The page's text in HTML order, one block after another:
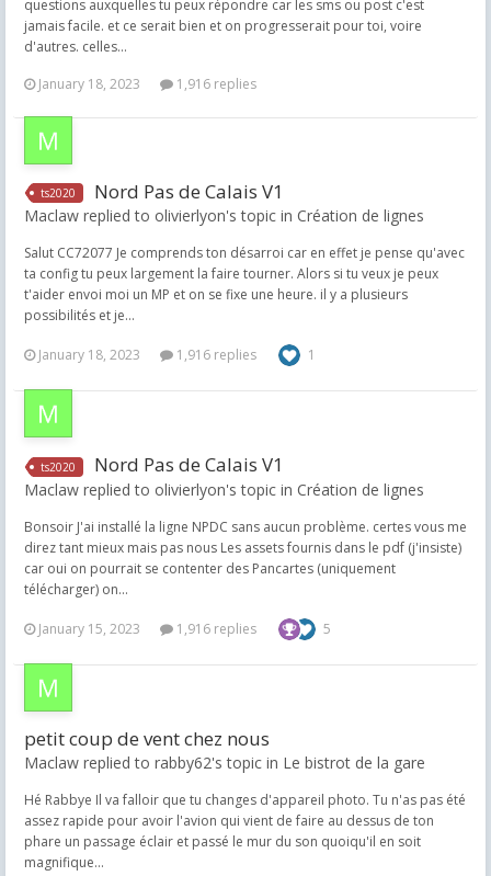
questions auxquelles tu peux répondre car les sms ou post c'est
jamais facile. et ce serait bien et on progresserait pour toi, voire
d'autres. celles...
January 18, 2023
1,916 replies
ts2020 Nord Pas de Calais V1
Maclaw replied to olivierlyon's topic in Création de lignes
Salut CC72077 Je comprends ton désarroi car en effet je pense qu'avec
ta config tu peux largement la faire tourner. Alors si tu veux je peux
t'aider envoi moi un MP et on se fixe une heure. il y a plusieurs
possibilités et je...
January 18, 2023 1,916 replies 1
ts2020 Nord Pas de Calais V1
Maclaw replied to olivierlyon's topic in Création de lignes
Bonsoir J'ai installé la ligne NPDC sans aucun problème. certes vous me
direz tant mieux mais pas nous Les assets fournis dans le pdf (j'insiste)
car oui on pourrait se contenter des Pancartes (uniquement
télécharger) on...
January 15, 2023 1,916 replies 5
petit coup de vent chez nous
Maclaw replied to rabby62's topic in Le bistrot de la gare
Hé Rabbye Il va falloir que tu changes d'appareil photo. Tu n'as pas été
assez rapide pour avoir l'avion qui vient de faire au dessus de ton
phare un passage éclair et passé le mur du son quoiqu'il en soit
magnifique...